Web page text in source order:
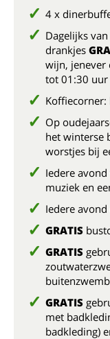
4 x
Dagelijks
drankjes
wijn, jenever
tot 01:30 uur
Koffiecorner:
Op
het winterse
worstjes bij
Iedere
muziek en
Iedere
GRATIS
GRATIS
GRATIS
met
badkleding)